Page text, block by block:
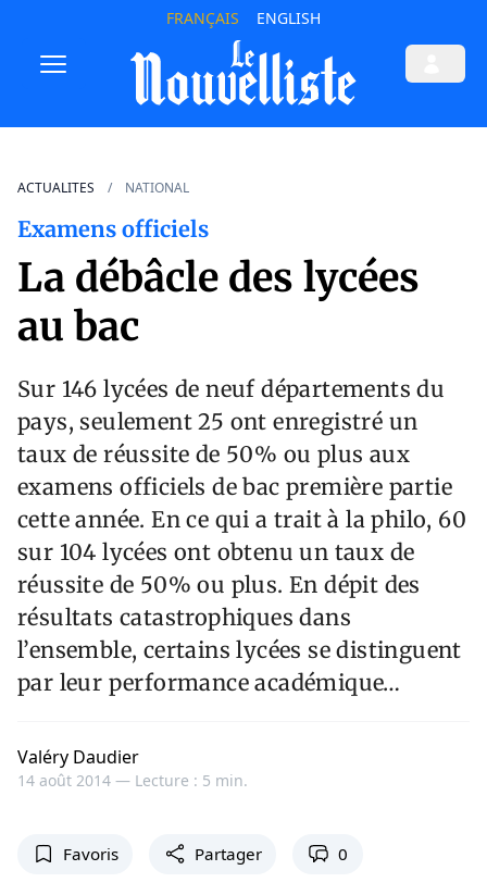
FRANÇAIS ENGLISH
ACTUALITES NATIONAL
Examens officiels
La débâcle des lycées
au bac
Sur 146 lycées de neuf départements du
pays, seulement 25 ont enregistré un
taux de réussite de 50% ou plus aux
examens officiels de bac première partie
cette année. En ce qui a trait à la philo, 60
sur 104 lycées ont obtenu un taux de
réussite de 50% ou plus. En dépit des
résultats catastrophiques dans
l’ensemble, certains lycées se distinguent
par leur performance académique…
Valéry Daudier
14 août 2014 — Lecture : 5 min.
Favoris Partager 0